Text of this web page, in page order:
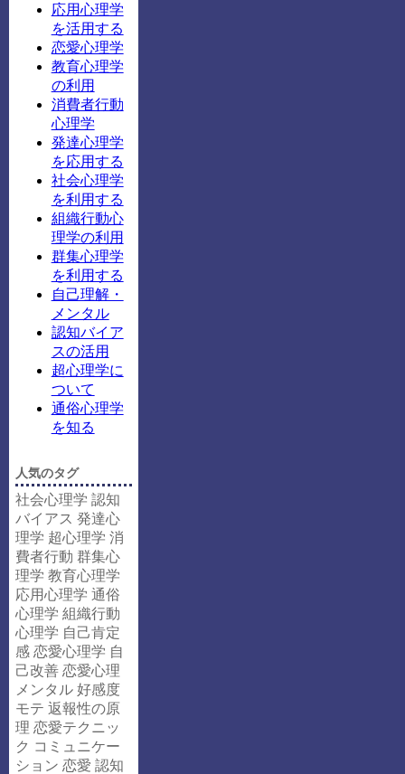
応用心理学
を活用する
恋愛心理学
教育心理学
の利用
消費者行動
心理学
発達心理学
を応用する
社会心理学
を利用する
組織行動心
理学の利用
群集心理学
を利用する
自己理解・
メンタル
認知バイア
スの活用
超心理学に
ついて
通俗心理学
を知る
人気のタグ
社会心理学 認知
バイアス 発達心
理学 超心理学 消
費者行動 群集心
理学 教育心理学
応用心理学 通俗
心理学 組織行動
心理学 自己肯定
感 恋愛心理学 自
己改善 恋愛心理
メンタル 好感度
モテ 返報性の原
理 恋愛テクニッ
ク コミュニケー
ション 恋愛 認知